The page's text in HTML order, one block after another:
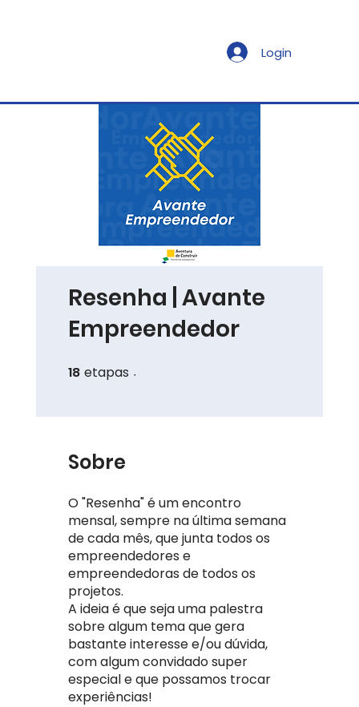
Login
Resenha | Avante
Empreendedor
18 etapas
Sobre
O "Resenha" é um encontro
mensal, sempre na última semana
de cada mês, que junta todos os
empreendedores e
empreendedoras de todos os
projetos.
A ideia é que seja uma palestra
sobre algum tema que gera
bastante interesse e/ou dúvida,
com algum convidado super
especial e que possamos trocar
experiências!